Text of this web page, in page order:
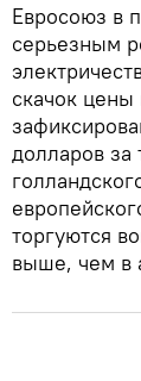
Евросоюз в
серьезным
скачок
долларов за
торгуются
выше, чем в